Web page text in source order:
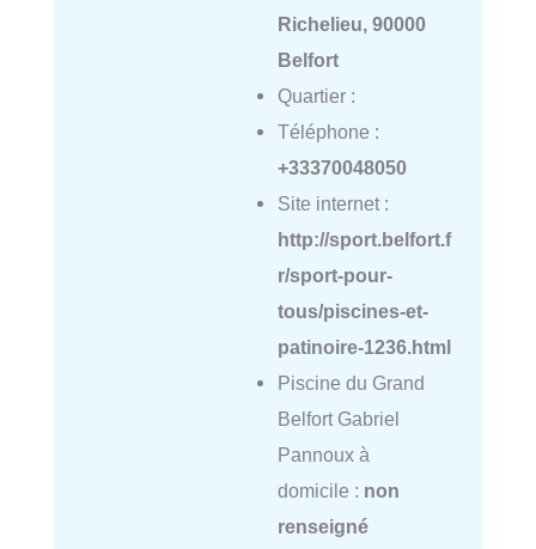
Richelieu, 90000
Belfort
Quartier :
Téléphone :
+33370048050
Site internet :
http://sport.belfort.f
r/sport-pour-
tous/piscines-et-
patinoire-1236.html
Piscine du Grand
Belfort Gabriel
Pannoux à
domicile : non
renseigné